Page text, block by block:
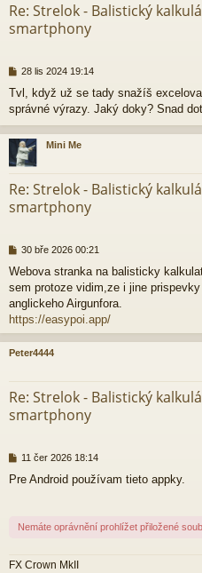
Re: Strelok - Balistický
smartphony
P
í
s
p
ě
v
e
28 lis 2024 19:14
Tvl, když už se tady snažíš
správné výrazy. Jaký doky? Snad
Mini Me
Re: Strelok - Balistický
smartphony
P
í
s
p
ě
v
e
k
30 bře 2026 00:21
Webova stranka na balisticky
sem protoze vidim,ze i jine
anglickeho Airgunfora.
https://easypoi.app/
Peter4444
Re: Strelok - Balistický
smartphony
P
í
ě
k
11 čer 2026 18:14
Pre Android používam tieto appky.
Nemáte oprávnění prohlížet přiložené
FX Crown MkII